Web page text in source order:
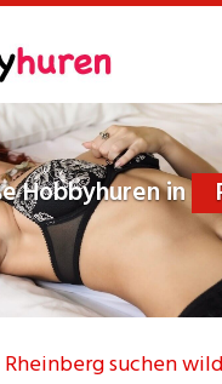
Hobbyhuren in
suchen